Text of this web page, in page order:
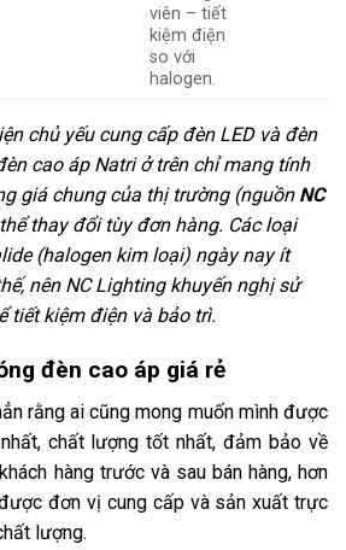
viên – tiết
kiệm điện
so với
halogen.
chủ yếu cung cấp đèn LED và đèn
cao áp Natri ở trên chỉ mang tính
giá chung của thị trường (nguồn NC
thay đổi tùy đơn hàng. Các loại
(halogen kim loại) ngày nay ít
nên NC Lighting khuyến nghị sử
tiết kiệm điện và bảo trì.
đèn cao áp giá rẻ
rằng ai cũng mong muốn mình được
chất lượng tốt nhất, đảm bảo về
hàng trước và sau bán hàng, hơn
đơn vị cung cấp và sản xuất trực
lượng.